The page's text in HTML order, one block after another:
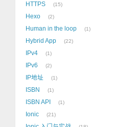
HTTPS 15
Hexo 2
Human in the loop 1
Hybrid App 22
IPv4 1
IPv6 2
IP地址 1
ISBN 1
ISBN API 1
Ionic 21